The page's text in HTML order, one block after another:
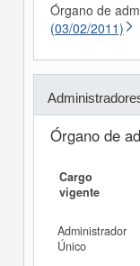
Órgano de
(03/02/2011)
Órgano de
Cargo
vigente
Administrador
Único